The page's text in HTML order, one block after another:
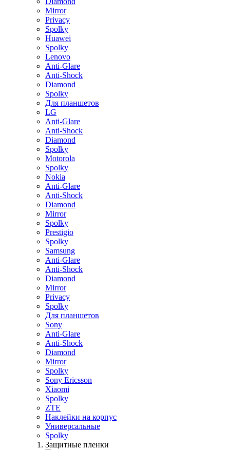
Mirror
Privacy
Spolky
Huawei
Spolky
Lenovo
Anti-Glare
Anti-Shock
Diamond
Spolky
Для планшетов
LG
Anti-Glare
Anti-Shock
Diamond
Spolky
Motorola
Spolky
Nokia
Anti-Glare
Anti-Shock
Diamond
Mirror
Spolky
Prestigio
Spolky
Samsung
Anti-Glare
Anti-Shock
Diamond
Mirror
Privacy
Spolky
Для планшетов
Sony
Anti-Glare
Anti-Shock
Diamond
Mirror
Spolky
Sony Ericsson
Xiaomi
Spolky
ZTE
Наклейки на корпус
Универсальные
Spolky
Защитные пленки